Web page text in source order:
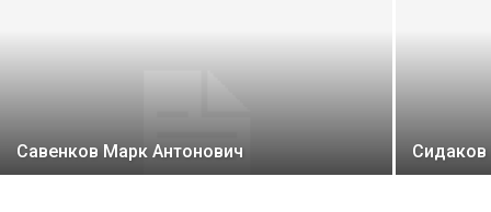
Савенков Марк Антонович Сидаков